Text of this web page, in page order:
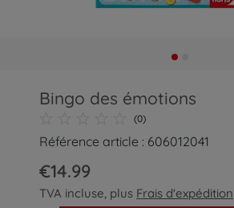
Bingo des émotions
(0)
Référence article : 606012041
€14.99
TVA incluse, plus Frais d'expédition